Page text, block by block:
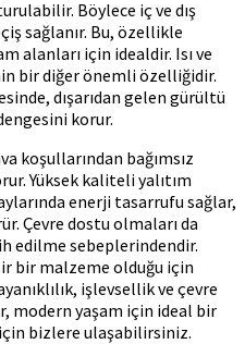
Böylece iç ve dış
sağlanır. Bu, özellikle
alanları için idealdir. Isı ve
bir diğer önemli özelliğidir.
dışarıdan gelen gürültü
korur.
koşullarından bağımsız
Yüksek kaliteli yalıtım
enerji tasarrufu sağlar,
Çevre dostu olmaları da
edilme sebeplerindendir.
bir malzeme olduğu için
işlevsellik ve çevre
modern yaşam için ideal bir
bizlere ulaşabilirsiniz.